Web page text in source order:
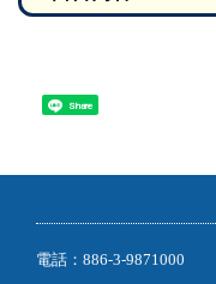
Share
電話：886-3-9871000